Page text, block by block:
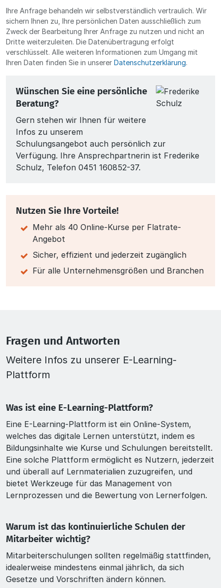
Ihre Anfrage behandeln wir selbstverständlich vertraulich. Wir
sichern Ihnen zu, Ihre persönlichen Daten ausschließlich zum
Zweck der Bearbeitung Ihrer Anfrage zu nutzen und nicht an
Dritte weiterzuleiten. Die Datenübertragung erfolgt
verschlüsselt. Alle weiteren Informationen zum Umgang mit
Ihren Daten finden Sie in unserer Datenschutzerklärung.
Wünschen Sie eine persönliche
Beratung?
Gern stehen wir Ihnen für weitere
Infos zu unserem
Schulungsangebot auch persönlich zur
Verfügung. Ihre Ansprechpartnerin ist Frederike
Schulz, Telefon 0451 160852-37.
Nutzen Sie Ihre Vorteile!
Mehr als 40 Online-Kurse per Flatrate-
Angebot
Sicher, effizient und jederzeit zugänglich
Für alle Unternehmensgrößen und Branchen
Fragen und Antworten
Weitere Infos zu unserer E-Learning-
Plattform
Was ist eine E-Learning-Plattform?
Eine E-Learning-Plattform ist ein Online-System,
welches das digitale Lernen unterstützt, indem es
Bildungsinhalte wie Kurse und Schulungen bereitstellt.
Eine solche Plattform ermöglicht es Nutzern, jederzeit
und überall auf Lernmaterialien zuzugreifen, und
bietet Werkzeuge für das Management von
Lernprozessen und die Bewertung von Lernerfolgen.
Warum ist das kontinuierliche Schulen der
Mitarbeiter wichtig?
Mitarbeiterschulungen sollten regelmäßig stattfinden,
idealerweise mindestens einmal jährlich, da sich
Gesetze und Vorschriften ändern können.